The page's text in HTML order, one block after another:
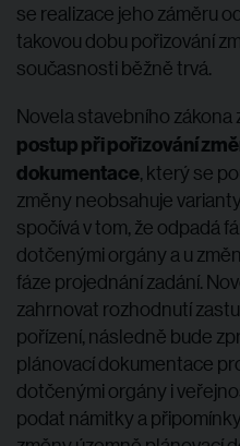
se realizace jeho záměru
takovou dobu pořizování
současnosti běžně trvá.
Novela stavebního zákona
postup při pořizování
dokumentace, který se
změny neobsahuje
spočívá v tom, že odpadá
dotčenými orgány a u
fáze projednání zadání.
zahrnovat rozhodnutí
pořízení, následně bude
plánovací dokumentace
dotčenými orgány i
podat námitky a